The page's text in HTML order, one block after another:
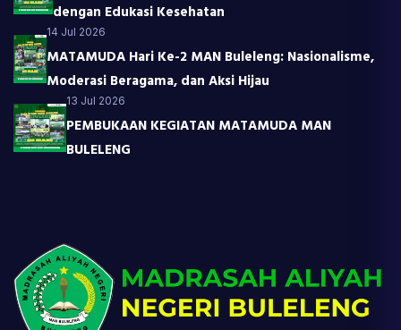
dengan Edukasi Kesehatan
14 Jul 2026
MATAMUDA Hari Ke-2 MAN Buleleng: Nasionalisme,
Moderasi Beragama, dan Aksi Hijau
13 Jul 2026
PEMBUKAAN KEGIATAN MATAMUDA MAN
BULELENG